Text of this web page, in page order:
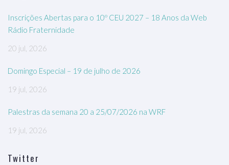
Inscrições Abertas para o 10º CEU 2027 – 18 Anos da Web
Rádio Fraternidade
20 jul, 2026
Domingo Especial – 19 de julho de 2026
19 jul, 2026
Palestras da semana 20 a 25/07/2026 na WRF
19 jul, 2026
Twitter